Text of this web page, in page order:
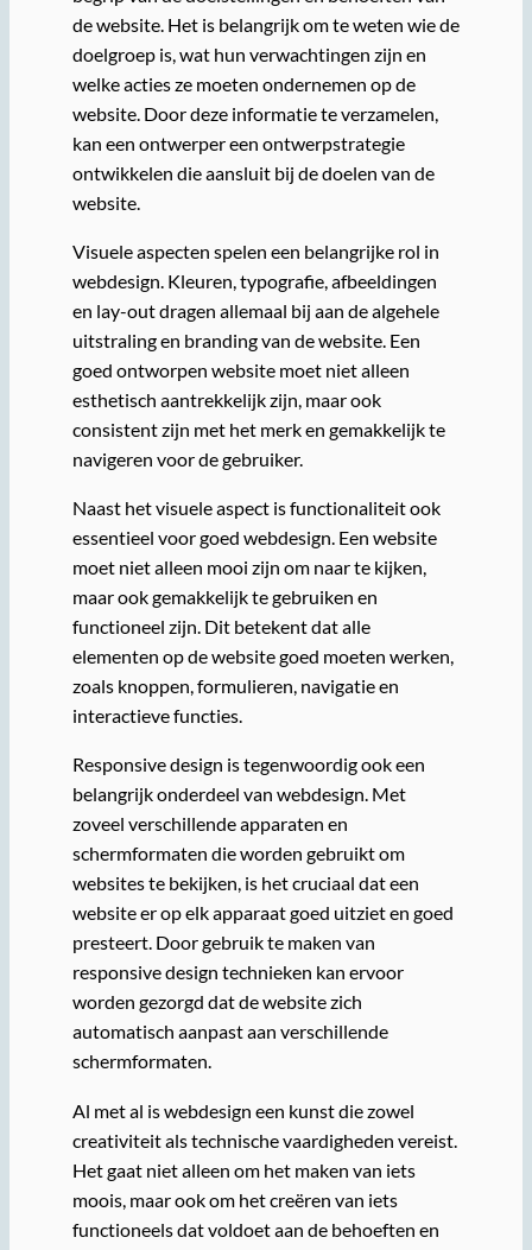
de website. Het is belangrijk om te weten wie de
doelgroep is, wat hun verwachtingen zijn en
welke acties ze moeten ondernemen op de
website. Door deze informatie te verzamelen,
kan een ontwerper een ontwerpstrategie
ontwikkelen die aansluit bij de doelen van de
website.
Visuele aspecten spelen een belangrijke rol in
webdesign. Kleuren, typografie, afbeeldingen
en lay-out dragen allemaal bij aan de algehele
uitstraling en branding van de website. Een
goed ontworpen website moet niet alleen
esthetisch aantrekkelijk zijn, maar ook
consistent zijn met het merk en gemakkelijk te
navigeren voor de gebruiker.
Naast het visuele aspect is functionaliteit ook
essentieel voor goed webdesign. Een website
moet niet alleen mooi zijn om naar te kijken,
maar ook gemakkelijk te gebruiken en
functioneel zijn. Dit betekent dat alle
elementen op de website goed moeten werken,
zoals knoppen, formulieren, navigatie en
interactieve functies.
Responsive design is tegenwoordig ook een
belangrijk onderdeel van webdesign. Met
zoveel verschillende apparaten en
schermformaten die worden gebruikt om
websites te bekijken, is het cruciaal dat een
website er op elk apparaat goed uitziet en goed
presteert. Door gebruik te maken van
responsive design technieken kan ervoor
worden gezorgd dat de website zich
automatisch aanpast aan verschillende
schermformaten.
Al met al is webdesign een kunst die zowel
creativiteit als technische vaardigheden vereist.
Het gaat niet alleen om het maken van iets
moois, maar ook om het creëren van iets
functioneels dat voldoet aan de behoeften en